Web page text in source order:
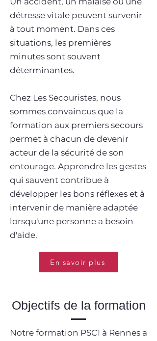
détresse vitale peuvent survenir
à tout moment. Dans ces
situations, les premières
minutes sont souvent
déterminantes.
Chez Les Secouristes, nous
sommes convaincus que la
formation aux premiers secours
permet à chacun de devenir
acteur de la sécurité de son
entourage. Apprendre les gestes
qui sauvent contribue à
développer les bons réflexes et à
intervenir de manière adaptée
lorsqu'une personne a besoin
d'aide.
En savoir plus
Objectifs de la formation
Notre formation PSC1 à Rennes a